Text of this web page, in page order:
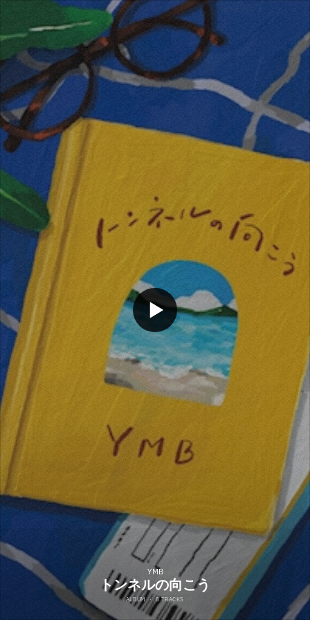
YMB
トンネルの向こう
ALBUM·8 TRACKS